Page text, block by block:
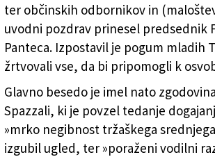
ter občinskih odbornikov in
uvodni pozdrav prinesel predsednik
Panteca. Izpostavil je pogum mladih
žrtvovali vse, da bi pripomogli k
Glavno besedo je imel nato
Spazzali, ki je povzel tedanje
»mrko negibnost tržaškega
izgubil ugled, ter »poraženi vodilni